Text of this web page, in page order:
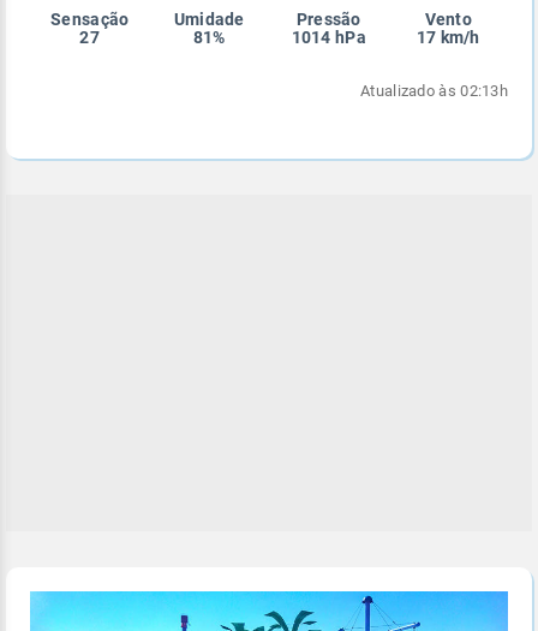
Sensação
27
Umidade
81%
Pressão
1014 hPa
Vento
17 km/h
Atualizado às 02:13h
Enviar
Enviar
Enviar
Enviar
Enviar